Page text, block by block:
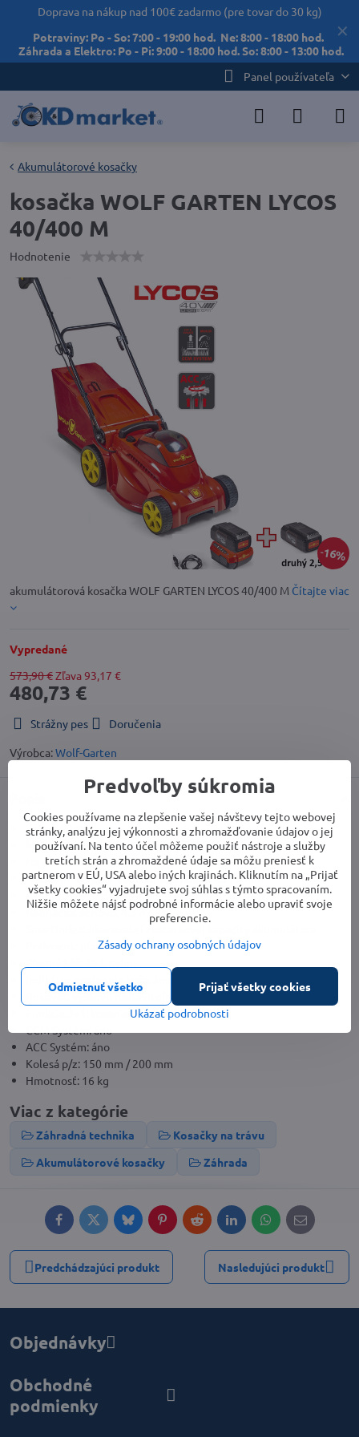
✕
Doprava na nákup nad 100€ zadarmo (pre tovar do 30 kg)
Potraviny: Po - So: 7:00 - 19:00 hod. Ne: 8:00 - 18:00 hod.
Záhrada a Elektro: Po - Pi: 9:00 - 18:00 hod. So: 8:00 - 13:00 hod.
Panel používateľa
16%
Akumulátorové kosačky
kosačka WOLF GARTEN LYCOS
40/400 M
Hodnotenie
akumulátorová kosačka WOLF GARTEN LYCOS 40/400 M Čítajte viac
Vypredané
573,90 €Zľava93,17 €
480,73 €
Strážny pes
Doručenia
Výrobca:Wolf-Garten
Záber: 40 cm
Motor: bezuhlíkový
Na plochu: 500 – 800 m²
Nastavenie výšky: centrálne, 6 polôh, 25-75 mm
Akumulátor: sériovo 40 V, 5,0 Ah LI-ION, 180 Wh
Nabíjačka: sériovo, 4,3 A
SmartIndex: ukazovateľ zostatkovej kapacity akumulátora
Podvozok: plast
Indikátor naplnenia koša: áno
Rukoväť: výškovo nastaviteľná, s výstelkou Softgrip, sklopná
Funkcia 3v1: kosenie, zber, mulčovanie
CCM Systém: áno
ACC Systém: áno
Kolesá p/z: 150 mm / 200 mm
Hmotnosť: 16 kg
Viac z kategórie
Záhradná technika
Kosačky na trávu
Akumulátorové kosačky
Záhrada
FacebookTwitterBlueskyPinterestRedditLinkedInWhatsApp
E-
mail
Predchádzajúci produkt Nasledujúci produkt
Objednávky
Obchodné
podmienky
Predvoľby súkromia
Cookies používame na zlepšenie vašej návštevy tejto webovej
stránky, analýzu jej výkonnosti a zhromažďovanie údajov o jej
používaní. Na tento účel môžeme použiť nástroje a služby
tretích strán a zhromaždené údaje sa môžu preniesť k
partnerom v EÚ, USA alebo iných krajinách. Kliknutím na „Prijať
všetky cookies“ vyjadrujete svoj súhlas s týmto spracovaním.
Nižšie môžete nájsť podrobné informácie alebo upraviť svoje
preferencie.
Zásady ochrany osobných údajov
Ukázať podrobnosti
Prijať všetky cookies
Odmietnuť všetko